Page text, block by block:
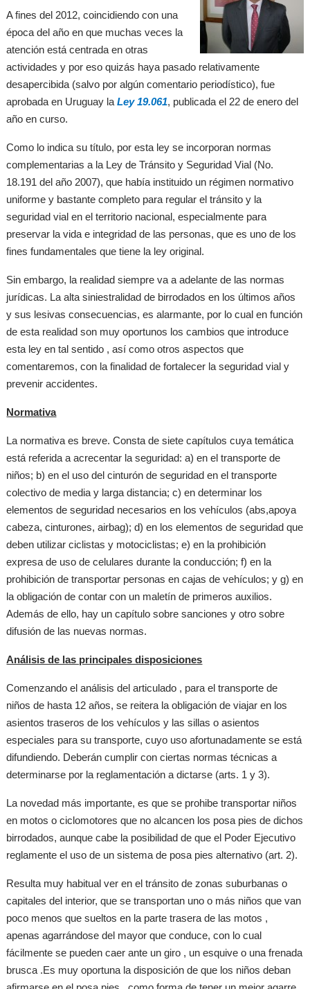
A fines del 2012, coincidiendo con una
época del año en que muchas veces la
atención está centrada en otras
actividades y por eso quizás haya pasado relativamente
desapercibida (salvo por algún comentario periodístico), fue
aprobada en Uruguay laLey 19.061, publicada el 22 de enero del
año en curso.
Como lo indica su título, por esta ley se incorporan normas
complementarias a la Ley de Tránsito y Seguridad Vial (No.
18.191 del año 2007), que había instituido un régimen normativo
uniforme y bastante completo para regular el tránsito y la
seguridad vial en el territorio nacional, especialmente para
preservar la vida e integridad de las personas, que es uno de los
fines fundamentales que tiene la ley original.
Sin embargo, la realidad siempre va a adelante de las normas
jurídicas. La alta siniestralidad de birrodados en los últimos años
y sus lesivas consecuencias, es alarmante, por lo cual en función
de esta realidad son muy oportunos los cambios que introduce
esta ley en tal sentido , así como otros aspectos que
comentaremos, con la finalidad de fortalecer la seguridad vial y
prevenir accidentes.
Normativa
La normativa es breve. Consta de siete capítulos cuya temática
está referida a acrecentar la seguridad: a) en el transporte de
niños; b) en el uso del cinturón de seguridad en el transporte
colectivo de media y larga distancia; c) en determinar los
elementos de seguridad necesarios en los vehículos (abs,apoya
cabeza, cinturones, airbag); d) en los elementos de seguridad que
deben utilizar ciclistas y motociclistas; e) en la prohibición
expresa de uso de celulares durante la conducción; f) en la
prohibición de transportar personas en cajas de vehículos; y g) en
la obligación de contar con un maletín de primeros auxilios.
Además de ello, hay un capítulo sobre sanciones y otro sobre
difusión de las nuevas normas.
Análisis de las principales disposiciones
Comenzando el análisis del articulado , para el transporte de
niños de hasta 12 años, se reitera la obligación de viajar en los
asientos traseros de los vehículos y las sillas o asientos
especiales para su transporte, cuyo uso afortunadamente se está
difundiendo. Deberán cumplir con ciertas normas técnicas a
determinarse por la reglamentación a dictarse (arts. 1 y 3).
La novedad más importante, es que se prohibe transportar niños
en motos o ciclomotores que no alcancen los posa pies de dichos
birrodados, aunque cabe la posibilidad de que el Poder Ejecutivo
reglamente el uso de un sistema de posa pies alternativo (art. 2).
Resulta muy habitual ver en el tránsito de zonas suburbanas o
capitales del interior, que se transportan uno o más niños que van
poco menos que sueltos en la parte trasera de las motos ,
apenas agarrándose del mayor que conduce, con lo cual
fácilmente se pueden caer ante un giro , un esquive o una frenada
brusca .Es muy oportuna la disposición de que los niños deban